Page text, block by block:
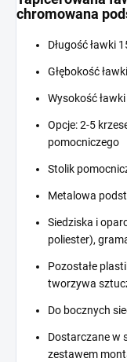
chromowana
Długość ławki
Głębokość
Wysokość
Opcje: 2-5
pomocniczego
Stolik
Metalowa
Siedziska i
poliester),
Pozostałe
tworzywa
Do bocznych
Dostarczane w
zestawem